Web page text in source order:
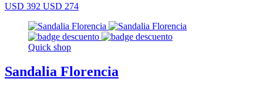
USD 392 USD 274
Quick shop
Sandalia Florencia